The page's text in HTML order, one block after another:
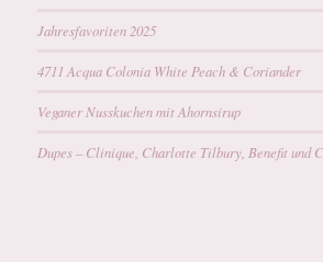
Jahresfavoriten 2025
4711 Acqua Colonia White Peach & Coriander
Veganer Nusskuchen mit Ahornsirup
Dupes – Clinique, Charlotte Tilbury, Benefit und